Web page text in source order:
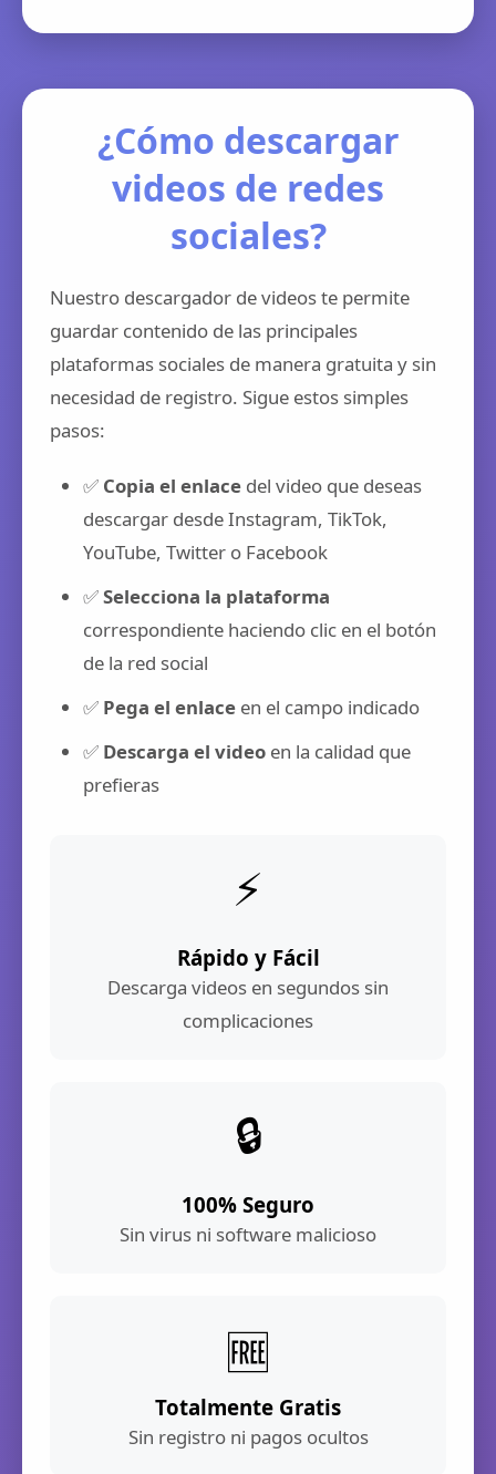
¿Cómo descargar
videos de redes
sociales?
Nuestro descargador de videos te permite
guardar contenido de las principales
plataformas sociales de manera gratuita y sin
necesidad de registro. Sigue estos simples
pasos:
✅ Copia el enlace del video que deseas
descargar desde Instagram, TikTok,
YouTube, Twitter o Facebook
✅Selecciona la plataforma
correspondiente haciendo clic en el botón
de la red social
✅ Pega el enlace en el campo indicado
✅ Descarga el video en la calidad que
prefieras
⚡
Rápido y Fácil
Descarga videos en segundos sin
complicaciones
🔒
100% Seguro
Sin virus ni software malicioso
🆓
Totalmente Gratis
Sin registro ni pagos ocultos